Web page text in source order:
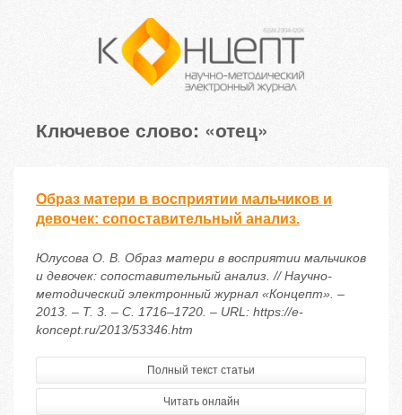
Ключевое слово: «отец»
Образ матери в восприятии мальчиков и
девочек: сопоставительный анализ.
Юлусова О. В. Образ матери в восприятии мальчиков
и девочек: сопоставительный анализ. // Научно-
методический электронный журнал «Концепт». –
2013. – Т. 3. – С. 1716–1720. – URL: https://e-
koncept.ru/2013/53346.htm
Полный текст статьи
Читать онлайн